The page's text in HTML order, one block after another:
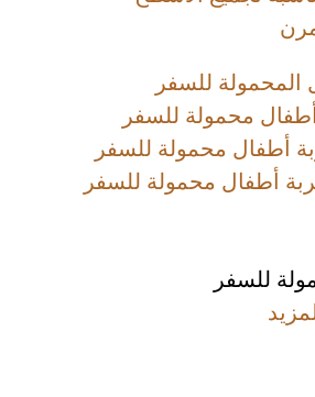
المحمولة للسفر
أطفال محمولة للسفر
أطفال محمولة للسفر
أطفال محمولة للسفر